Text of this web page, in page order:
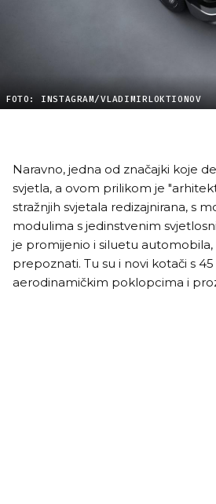
FOTO: INSTAGRAM/VLADIMIRLOKTIONOV
Naravno, jedna od značajki koje
svjetla, a ovom prilikom je
stražnjih svjetala redizajnirana, s
modulima s jedinstvenim
je promijenio i siluetu automobila,
prepoznati. Tu su i novi kotači s 45
aerodinamičkim poklopcima i